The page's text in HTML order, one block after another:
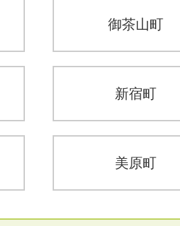
御茶山町
新宿町
美原町